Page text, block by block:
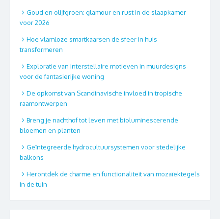
Goud en olijfgroen: glamour en rust in de slaapkamer
voor 2026
Hoe vlamloze smartkaarsen de sfeer in huis
transformeren
Exploratie van interstellaire motieven in muurdesigns
voor de fantasierijke woning
De opkomst van Scandinavische invloed in tropische
raamontwerpen
Breng je nachthof tot leven met bioluminescerende
bloemen en planten
Geïntegreerde hydrocultuursystemen voor stedelijke
balkons
Herontdek de charme en functionaliteit van mozaïektegels
in de tuin